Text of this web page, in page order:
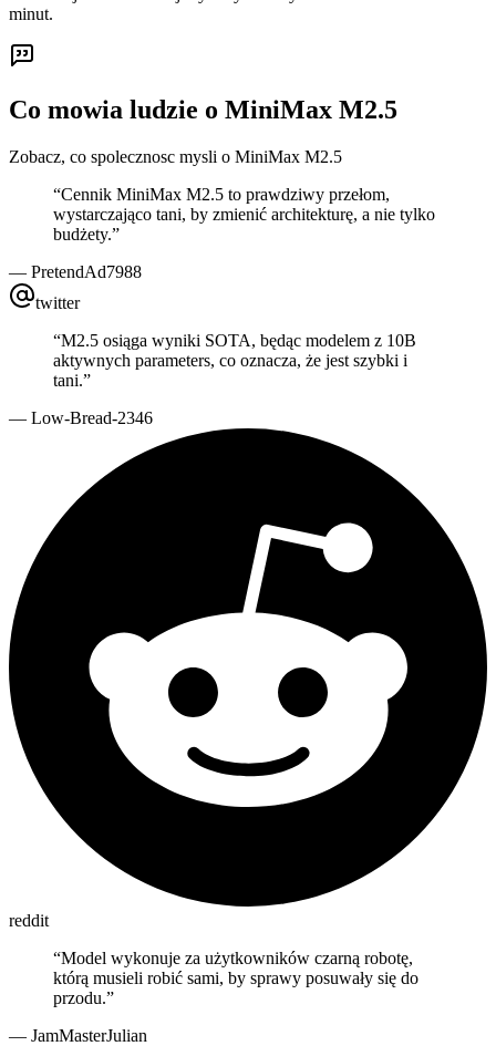
minut.
Co mowia ludzie o MiniMax M2.5
Zobacz, co spolecznosc mysli o MiniMax M2.5
“Cennik MiniMax M2.5 to prawdziwy przełom,
wystarczająco tani, by zmienić architekturę, a nie tylko
budżety.”
— PretendAd7988
twitter
“M2.5 osiąga wyniki SOTA, będąc modelem z 10B
aktywnych parameters, co oznacza, że jest szybki i
tani.”
— Low-Bread-2346
reddit
“Model wykonuje za użytkowników czarną robotę,
którą musieli robić sami, by sprawy posuwały się do
przodu.”
— JamMasterJulian